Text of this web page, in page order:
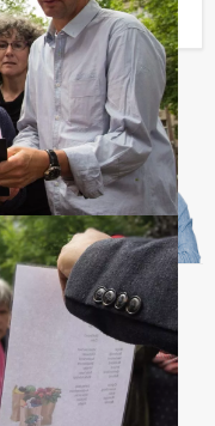
dit uitje